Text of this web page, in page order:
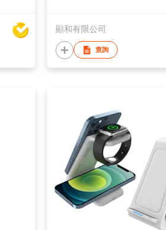
顯和有限公司
查詢